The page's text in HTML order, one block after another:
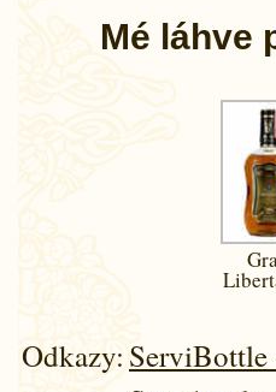
Mé láhve
Odkazy: